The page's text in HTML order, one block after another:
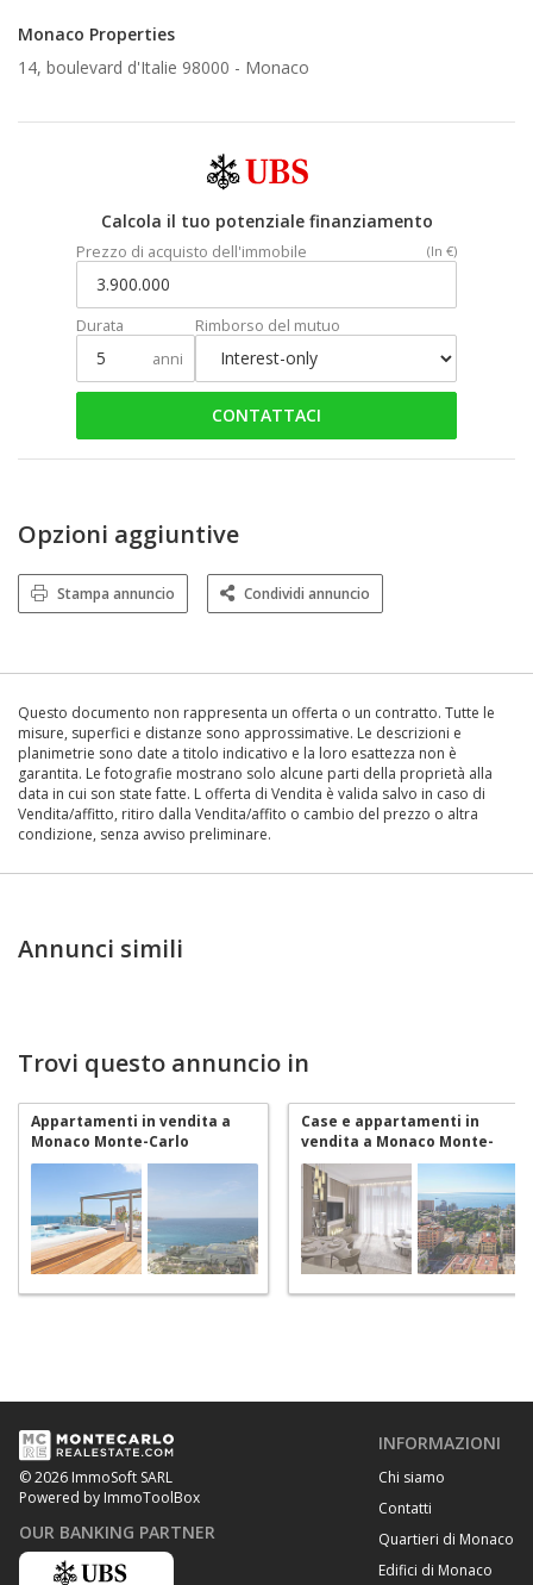
Monaco Properties
14, boulevard d'Italie 98000 - Monaco
Calcola il tuo potenziale finanziamento
Prezzo di acquisto dell'immobile (In €)
Durata
anni
Rimborso del mutuo
CONTATTACI
Opzioni aggiuntive
Stampa annuncio Condividi annuncio
Questo documento non rappresenta un offerta o un contratto. Tutte le
misure, superfici e distanze sono approssimative. Le descrizioni e
planimetrie sono date a titolo indicativo e la loro esattezza non è
garantita. Le fotografie mostrano solo alcune parti della proprietà alla
data in cui son state fatte. L offerta di Vendita è valida salvo in caso di
Vendita/affitto, ritiro dalla Vendita/affito o cambio del prezzo o altra
condizione, senza avviso preliminare.
Annunci simili
Trovi questo annuncio in
Appartamenti in vendita a
Monaco Monte-Carlo
Case e appartamenti in
vendita a Monaco Monte-
Carlo
© 2026 ImmoSoft SARL
Powered by ImmoToolBox
OUR BANKING PARTNER
INFORMAZIONI
Chi siamo
Contatti
Quartieri di Monaco
Edifici di Monaco